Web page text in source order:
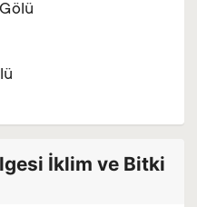
İklim ve Bitki